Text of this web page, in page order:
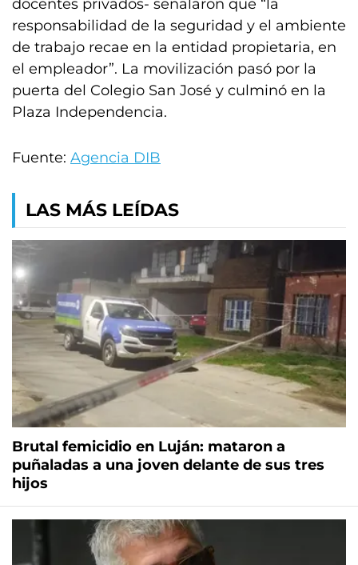
docentes privados- señalaron que “la
responsabilidad de la seguridad y el ambiente
de trabajo recae en la entidad propietaria, en
el empleador”. La movilización pasó por la
puerta del Colegio San José y culminó en la
Plaza Independencia.
Fuente: Agencia DIB
LAS MÁS LEÍDAS
Brutal femicidio en Luján: mataron a
puñaladas a una joven delante de sus tres
hijos